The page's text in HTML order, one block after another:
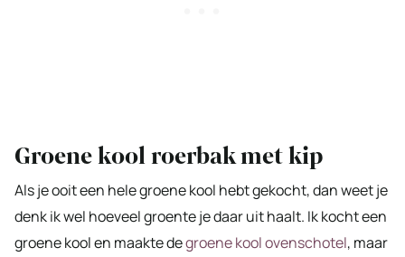
Groene kool roerbak met kip
Als je ooit een hele groene kool hebt gekocht, dan weet je
denk ik wel hoeveel groente je daar uit haalt. Ik kocht een
groene kool en maakte degroene kool ovenschotel, maar